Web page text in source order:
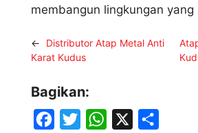
membangun lingkungan yang
←
Distributor Atap Metal Anti
Karat Kudus
Bagikan: